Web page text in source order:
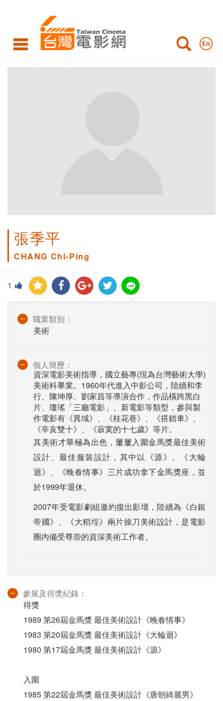
張季平
CHANG Chi-Ping
1
職業類別：
美術
個人簡歷：
資深電影美術指導，國立藝專(現為台灣藝術大學)
美術科畢業。1960年代進入中影公司，陸續和李
行、陳坤厚、劉家昌等導演合作，作品橫跨黑白
片、瓊瑤「三廳電影」、新電影等類型，參與製
作電影有《異域》、《桂花巷》、《搭錯車》、
《辛亥雙十》、《寂寞的十七歲》等片。
其美術才華極為出色，屢屢入圍金馬獎最佳美術
設計、最佳服裝設計，其中以《源》、《大輪
迴》、《晚春情事》三片成功拿下金馬獎座，並
於1999年退休。
2007年受電影劇組邀約復出影壇，陸續為《白銀
帝國》、《大稻埕》兩片操刀美術設計，是電影
圈內備受尊崇的資深美術工作者。
參展及得獎紀錄：
得獎
1989 第26屆金馬獎 最佳美術設計《晚春情事》
1983 第20屆金馬獎 最佳美術設計《大輪迴》
1980 第17屆金馬獎 最佳美術設計《源》
入圍
1985 第22屆金馬獎 最佳美術設計《唐朝綺麗男》